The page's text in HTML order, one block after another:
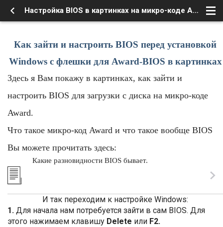
Настройка BIOS в картинках на микро-коде Award
Как зайти и настроить BIOS перед установкой
Windows с флешки для Award-BIOS в картинках
Здесь я Вам покажу в картинках, как зайти и
настроить BIOS для загрузки с диска на микро-коде
Award.
Что такое микро-код Award и что такое вообще BIOS
Вы можете прочитать здесь:
Какие разновидности BIOS бывает.
И так переходим к настройке Windows:
1. Для начала нам потребуется зайти в сам BIOS. Для
этого нажимаем клавишу Delete или F2.